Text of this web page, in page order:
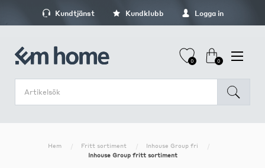
Kundtjänst Kundklubb Logga in
0 0
Hem Fritt sortiment
Inhouse Group fri
Inhouse Group fritt sortiment